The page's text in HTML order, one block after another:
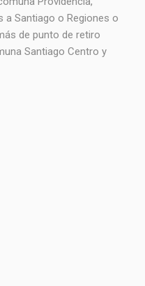
a Santiago o Regiones o
de punto de retiro
Santiago Centro y